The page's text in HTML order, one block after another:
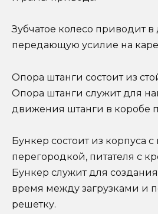
Зубчатое колесо приводит
передающую усилие на
Опора штанги состоит из
Опора штанги служит для
движения штанги в коробе
Бункер состоит из корпуса
перегородкой, питателя с
Бункер служит для
время между загрузками и
решетку.